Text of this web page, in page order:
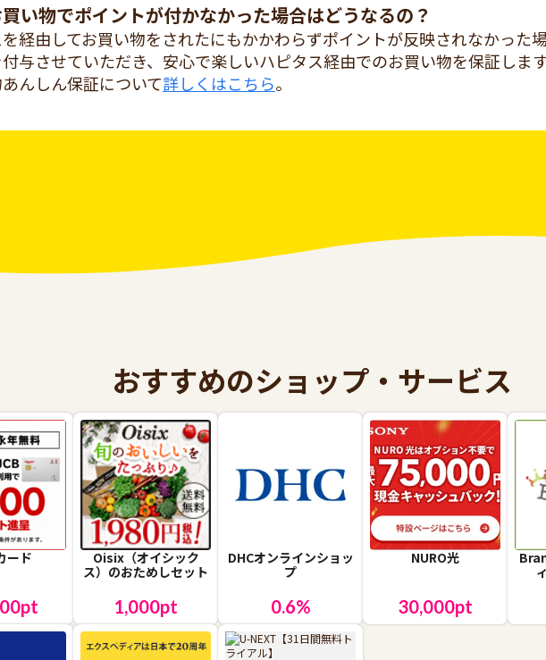
い物でポイントが付かなかった場合はどうなるの？
経由してお買い物をされたにもかかわらずポイントが反映されなかった
与させていただき、安心で楽しいハピタス経由でのお買い物を保証します
んしん保証について詳しくはこちら。
おすすめのショップ・サービス
ード
pt
Oisix（オイシック
ス）のおためしセット
1,000pt
DHCオンラインショッ
プ
0.6%
NURO光
30,000pt